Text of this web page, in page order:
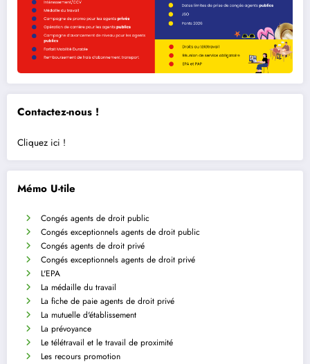
Contactez-nous !
Cliquez ici !
Mémo U-tile
Congés agents de droit public
Congés exceptionnels agents de droit public
Congés agents de droit privé
Congés exceptionnels agents de droit privé
L'EPA
La médaille du travail
La fiche de paie agents de droit privé
La mutuelle d'établissement
La prévoyance
Le télétravail et le travail de proximité
Les recours promotion